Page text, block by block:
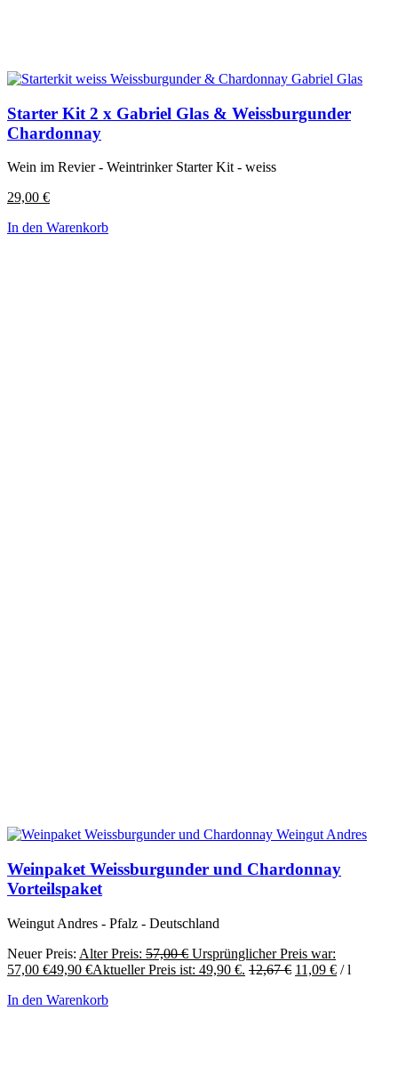
Starter Kit 2 x Gabriel Glas & Weissburgunder
Chardonnay
Wein im Revier - Weintrinker Starter Kit - weiss
29,00 €
In den Warenkorb
Weinpaket Weissburgunder und Chardonnay
Vorteilspaket
Weingut Andres - Pfalz - Deutschland
Neuer Preis: Alter Preis: 57,00€ Ursprünglicher Preis war:
57,00 €49,90 €Aktueller Preis ist: 49,90 €. 12,67€ 11,09 € /l
In den Warenkorb